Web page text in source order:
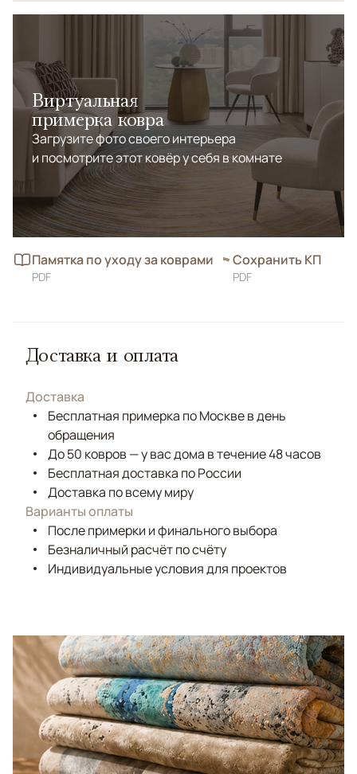
Виртуальная
примерка ковра
Загрузите фото своего интерьера
и посмотрите этот ковёр у себя в комнате
Памятка по уходу за коврами
PDF
Сохранить КП
PDF
Доставка и оплата
Доставка
Бесплатная примерка по Москве в день
обращения
До 50 ковров — у вас дома в течение 48 часов
Бесплатная доставка по России
Доставка по всему миру
Варианты оплаты
После примерки и финального выбора
Безналичный расчёт по счёту
Индивидуальные условия для проектов